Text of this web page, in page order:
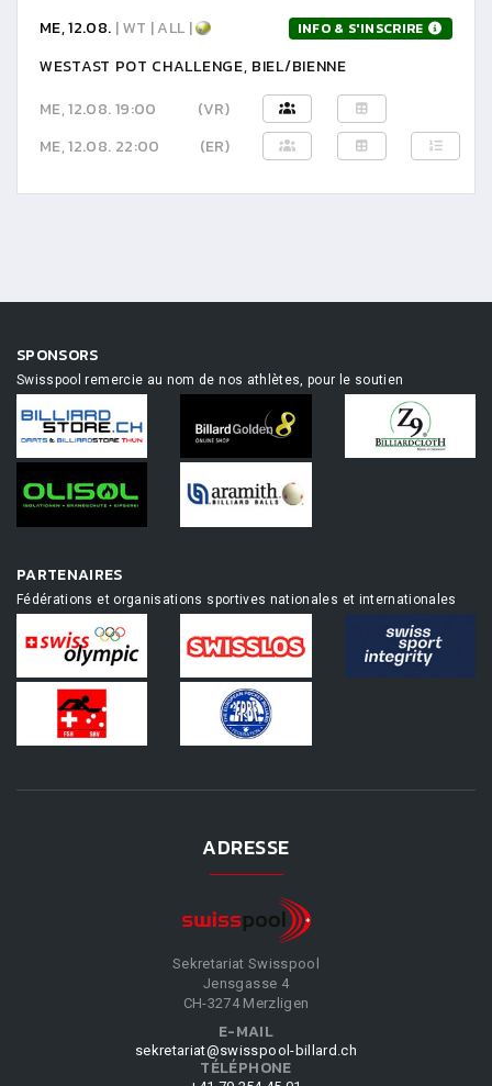
ME, 12.08. | WT | ALL | INFO & S'INSCRIRE
WESTAST POT CHALLENGE, BIEL/BIENNE
ME, 12.08. 19:00
(VR)
ME, 12.08. 22:00
(ER)
SPONSORS
Swisspool remercie au nom de nos athlètes, pour le soutien
PARTENAIRES
Fédérations et organisations sportives nationales et internationales
ADRESSE
Sekretariat Swisspool
Jensgasse 4
CH-3274 Merzligen
E-MAIL
sekretariat@swisspool-billard.ch
TÉLÉPHONE